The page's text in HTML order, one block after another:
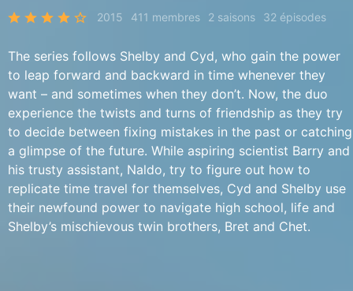
2015 411 membres 2 saisons 32 épisodes
The series follows Shelby and Cyd, who gain the power
to leap forward and backward in time whenever they
want – and sometimes when they don’t. Now, the duo
experience the twists and turns of friendship as they try
to decide between fixing mistakes in the past or catching
a glimpse of the future. While aspiring scientist Barry and
his trusty assistant, Naldo, try to figure out how to
replicate time travel for themselves, Cyd and Shelby use
their newfound power to navigate high school, life and
Shelby’s mischievous twin brothers, Bret and Chet.